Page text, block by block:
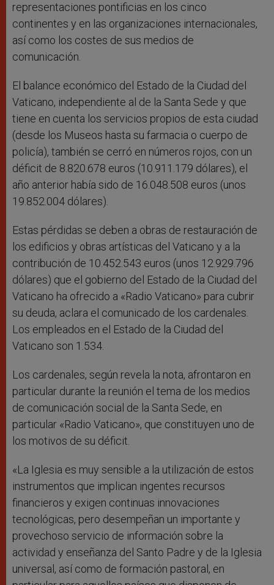
representaciones pontificias en los cinco
continentes y en las organizaciones internacionales,
así como los costes de sus medios de
comunicación.
El balance económico del Estado de la Ciudad del
Vaticano, independiente al de la Santa Sede y que
tiene en cuenta los servicios propios de esta ciudad
(desde los Museos hasta su farmacia o cuerpo de
policía), también se cerró en números rojos, con un
déficit de 8.820.678 euros (10.911.179 dólares), el
año anterior había sido de 16.048.508 euros (unos
19.852.004 dólares).
Estas pérdidas se deben a obras de restauración de
los edificios y obras artísticas del Vaticano y a la
contribución de 10.452.543 euros (unos 12.929.796
dólares) que el gobierno del Estado de la Ciudad del
Vaticano ha ofrecido a «Radio Vaticano» para cubrir
su deuda, aclara el comunicado de los cardenales.
Los empleados en el Estado de la Ciudad del
Vaticano son 1.534.
Los cardenales, según revela la nota, afrontaron en
particular durante la reunión el tema de los medios
de comunicación social de la Santa Sede, en
particular «Radio Vaticano», que constituyen uno de
los motivos de su déficit.
«La Iglesia es muy sensible a la utilización de estos
instrumentos que implican ingentes recursos
financieros y exigen continuas innovaciones
tecnológicas, pero desempeñan un importante y
provechoso servicio de información sobre la
actividad y enseñanza del Santo Padre y de la Iglesia
universal, así como de formación pastoral, en